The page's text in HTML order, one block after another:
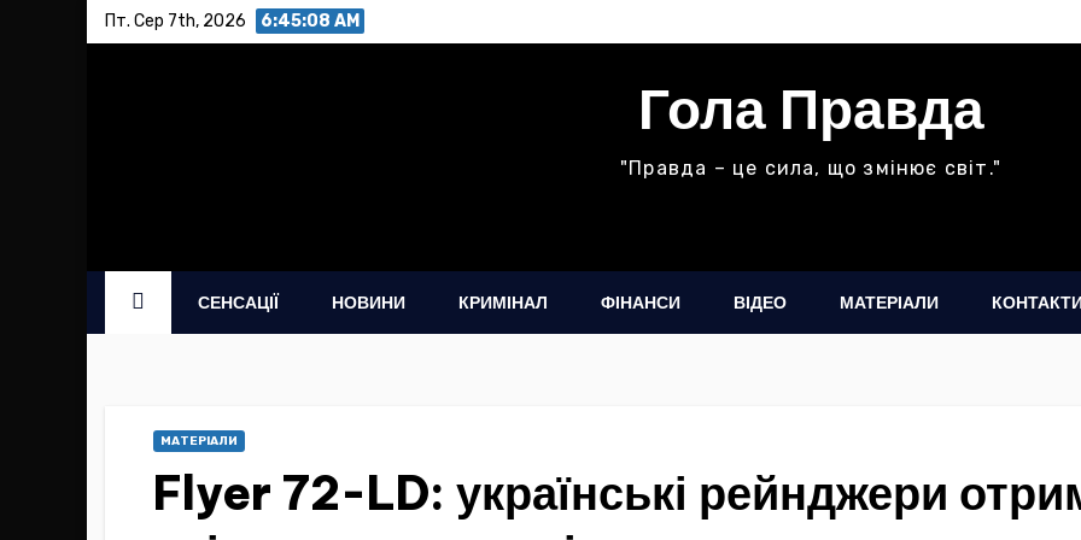
Пт. Сер 7th, 2026 6:45:09 AM
Гола Правда
"Правда – це сила, що змінює світ."
СЕНСАЦІЇ НОВИНИ КРИМІНАЛ ФІНАНСИ ВІДЕО МАТЕРІАЛИ
МАТЕРІАЛИ
Flyer 72-LD: українські рейнджери